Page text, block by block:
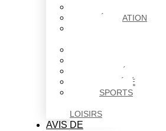
ÉDUCATION
SOCIÉTÉ
SPORTS
LOISIRS
AVIS DE